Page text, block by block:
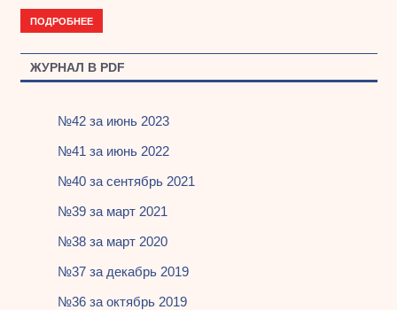
ПОДРОБНЕЕ
ЖУРНАЛ В PDF
№42 за июнь 2023
№41 за июнь 2022
№40 за сентябрь 2021
№39 за март 2021
№38 за март 2020
№37 за декабрь 2019
№36 за октябрь 2019